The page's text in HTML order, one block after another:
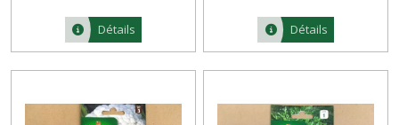
Détails Détails